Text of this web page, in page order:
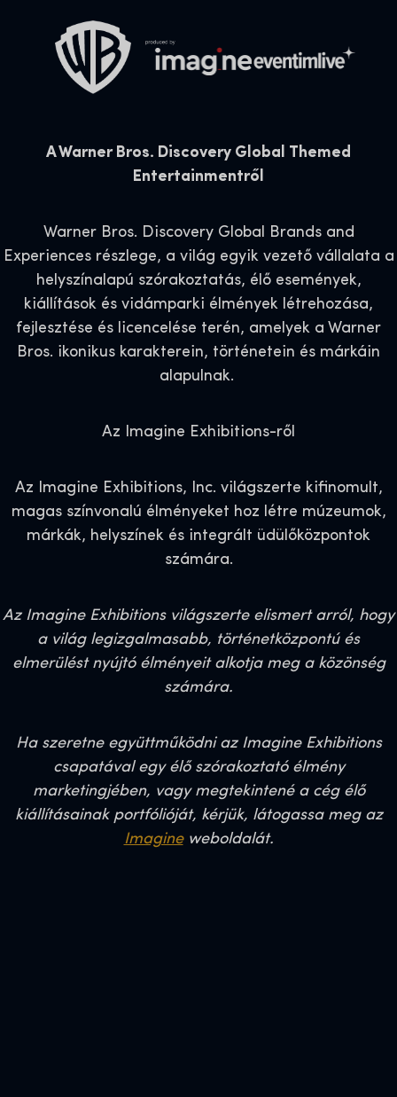
A Warner Bros. Discovery Global Themed
Entertainmentről
Warner Bros. Discovery Global Brands and
Experiences részlege, a világ egyik vezető vállalata a
helyszínalapú szórakoztatás, élő események,
kiállítások és vidámparki élmények létrehozása,
fejlesztése és licencelése terén, amelyek a Warner
Bros. ikonikus karakterein, történetein és márkáin
alapulnak.
Az Imagine Exhibitions-ről
Az Imagine Exhibitions, Inc. világszerte kifinomult,
magas színvonalú élményeket hoz létre múzeumok,
márkák, helyszínek és integrált üdülőközpontok
számára.
Az Imagine Exhibitions világszerte elismert arról, hogy
a világ legizgalmasabb, történetközpontú és
elmerülést nyújtó élményeit alkotja meg a közönség
számára.
Ha szeretne együttműködni az Imagine Exhibitions
csapatával egy élő szórakoztató élmény
marketingjében, vagy megtekintené a cég élő
kiállításainak portfólióját, kérjük, látogassa meg az
Imagineweboldalát.